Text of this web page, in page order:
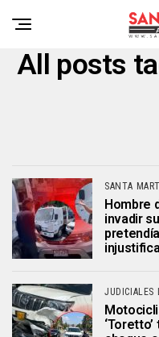
All posts
SANTA
Hombre
invadir
JUDICIALES